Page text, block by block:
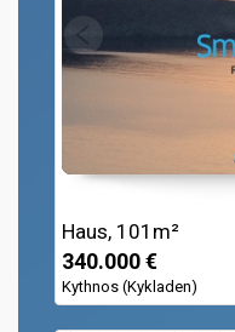
Haus, 101m²
340.000 €
Kythnos (Kykladen)